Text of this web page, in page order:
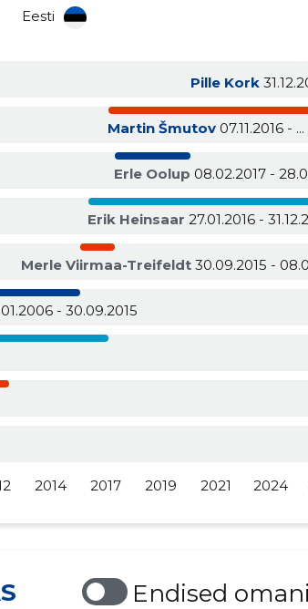
Eesti
Pille Kork
Martin Šmutov07.11.2016 - ...
Erle Oolup 08.02.2017 -
Erik Heinsaar 27.01.2016 -
Merle Viirmaa-Treifeldt30.09.2015 -
- 30.09.2015
2014 2017 2019 2021 2024
Endised